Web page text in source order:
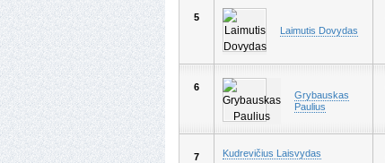
5
Laimutis Dovydas
6
Grybauskas
Paulius
7 Kudrevičius Laisvydas